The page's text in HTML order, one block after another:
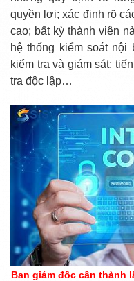
quyền lợi; xác định rõ
cao; bất kỳ thành viên
hệ thống kiểm soát nội
kiểm tra và giám sát;
tra độc lập…
Ban giám đốc cần thành